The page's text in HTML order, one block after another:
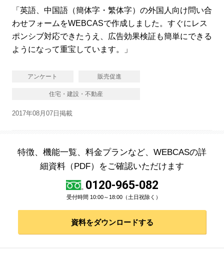
「英語、中国語（簡体字・繁体字）の外国人向け問い合
わせフォームをWEBCASで作成しました。すぐにレス
ポンシブ対応できたうえ、広告効果検証も簡単にできる
ようになって重宝しています。」
アンケート 販売促進
住宅・建設・不動産
2017年08月07日掲載
特徴、機能一覧、料金プランなど、WEBCASの詳
細資料（PDF）をご確認いただけます
0120-965-082
受付時間 10:00～18:00（土日祝除く）
資料をダウンロードする